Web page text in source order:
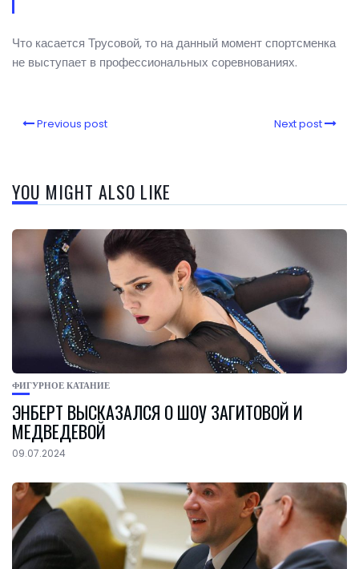
Что касается Трусовой, то на данный момент спортсменка
не выступает в профессиональных соревнованиях.
Previous post Next post
YOU MIGHT ALSO LIKE
ФИГУРНОЕ КАТАНИЕ
ЭНБЕРТ ВЫСКАЗАЛСЯ О ШОУ ЗАГИТОВОЙ И
МЕДВЕДЕВОЙ
09.07.2024